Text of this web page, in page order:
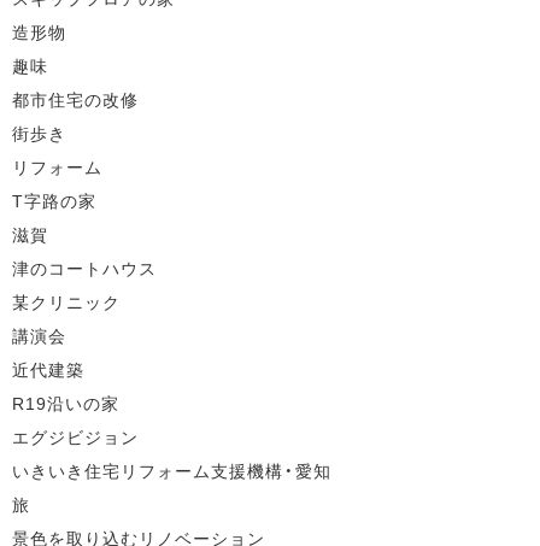
造形物
趣味
都市住宅の改修
街歩き
リフォーム
T字路の家
滋賀
津のコートハウス
某クリニック
講演会
近代建築
R19沿いの家
エグジビジョン
いきいき住宅リフォーム支援機構・愛知
旅
景色を取り込むリノベーション